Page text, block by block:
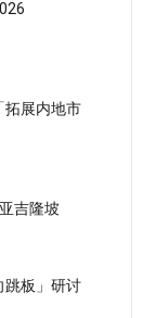
拓展内地市
吉隆坡
跳板」研讨